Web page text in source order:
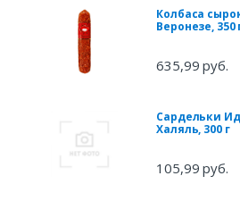
Колбаса
Веронезе, 350
635,99 руб.
Сардельки
Халяль, 300 г
105,99 руб.